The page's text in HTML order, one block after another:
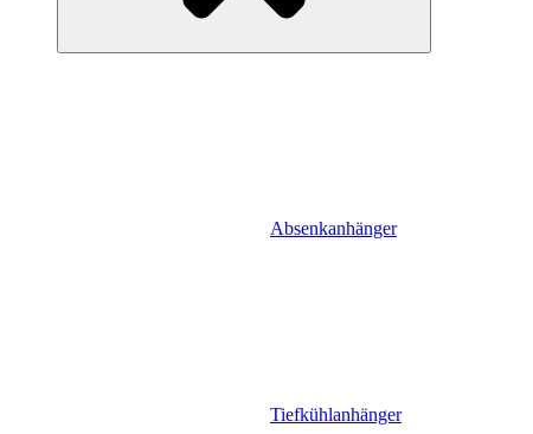
Absenkanhänger
Tiefkühlanhänger